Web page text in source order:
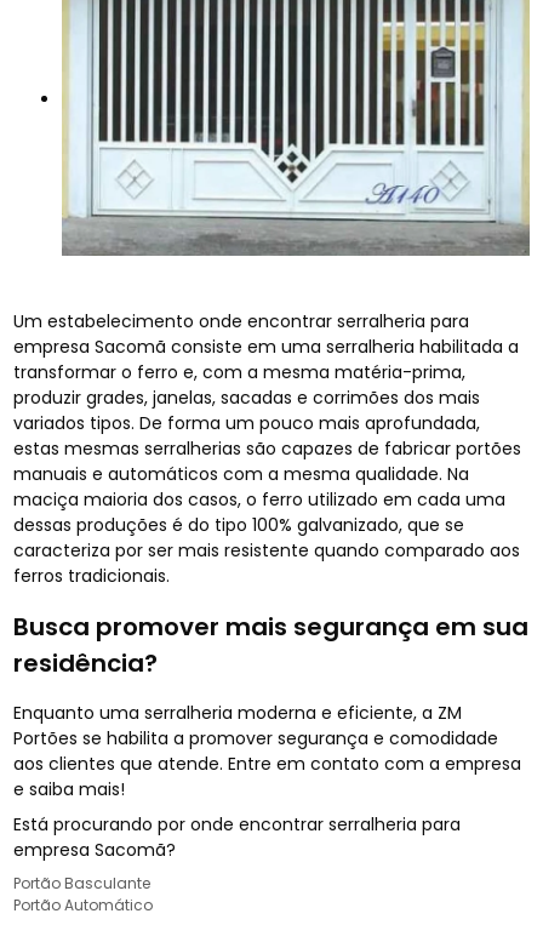
Um estabelecimento onde encontrar serralheria para
empresa Sacomã consiste em uma serralheria habilitada a
transformar o ferro e, com a mesma matéria-prima,
produzir grades, janelas, sacadas e corrimões dos mais
variados tipos. De forma um pouco mais aprofundada,
estas mesmas serralherias são capazes de fabricar portões
manuais e automáticos com a mesma qualidade. Na
maciça maioria dos casos, o ferro utilizado em cada uma
dessas produções é do tipo 100% galvanizado, que se
caracteriza por ser mais resistente quando comparado aos
ferros tradicionais.
Busca promover mais segurança em sua
residência?
Enquanto uma serralheria moderna e eficiente, a ZM
Portões se habilita a promover segurança e comodidade
aos clientes que atende. Entre em contato com a empresa
e saiba mais!
Está procurando por onde encontrar serralheria para
empresa Sacomã?
Portão Basculante
Portão Automático